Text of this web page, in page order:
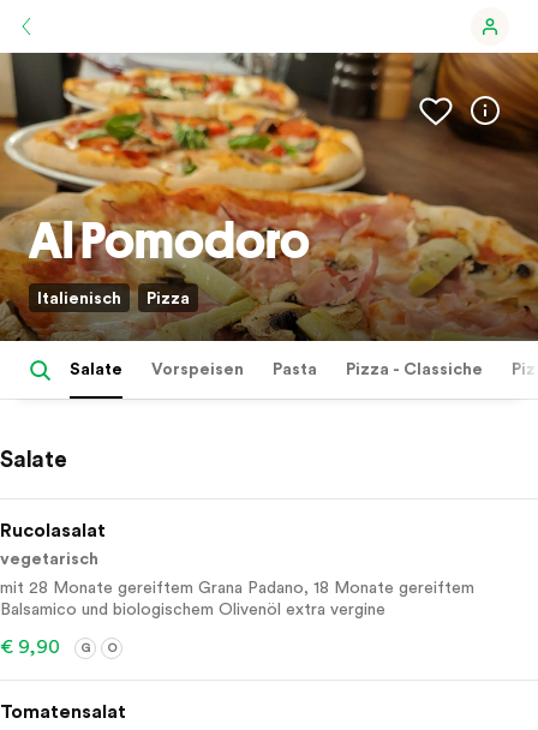
Al Pomodoro
Italienisch Pizza
Salate Vorspeisen Pasta Pizza - Classiche
Salate
Rucolasalat
vegetarisch
mit 28 Monate gereiftem Grana Padano, 18 Monate gereiftem
Balsamico und biologischem Olivenöl extra vergine
€ 9,90 G O
Tomatensalat